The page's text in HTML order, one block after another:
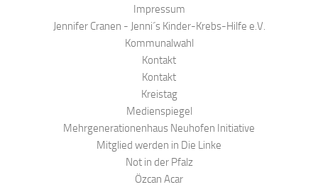
Impressum
Jennifer Cranen - Jenni´s Kinder-Krebs-Hilfe e.V.
Kommunalwahl
Kontakt
Kontakt
Kreistag
Medienspiegel
Mehrgenerationenhaus Neuhofen Initiative
Mitglied werden in Die Linke
Not in der Pfalz
Özcan Acar